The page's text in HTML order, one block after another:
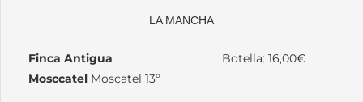
LA MANCHA
Finca Antigua
Mosccatel Moscatel 13º
Botella: 16,00€